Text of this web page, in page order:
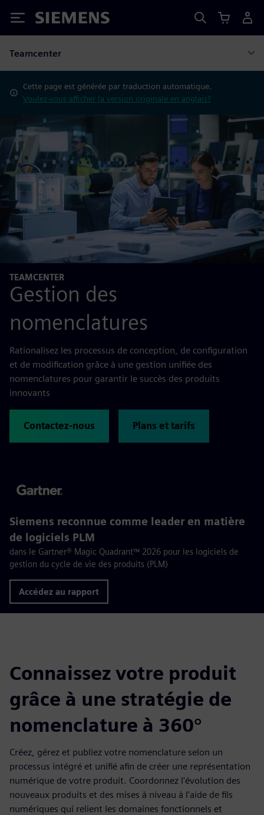
Siemens
Teamcenter
Cette page est générée par traduction automatique.
Voulez-vous afficher la version originale en anglais?
TEAMCENTER
Gestion des
nomenclatures
Rationalisez les processus de conception, de configuration
et de modification grâce à une gestion unifiée des
nomenclatures pour garantir le succès des produits
innovants
Contactez-nous Plans et tarifs
Siemens reconnue comme leader en matière
de logiciels PLM
dans le Gartner® Magic Quadrant™ 2026 pour les logiciels de
gestion du cycle de vie des produits (PLM)
Accédez au rapport
Connaissez votre produit
grâce à une stratégie de
nomenclature à 360°
Créez, gérez et publiez votre nomenclature selon un
processus intégré et unifié afin de créer une représentation
numérique de votre produit. Coordonnez l'évolution des
nouveaux produits et des mises à niveau à l'aide de fils
numériques qui relient les domaines fonctionnels et